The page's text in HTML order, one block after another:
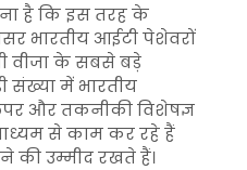
है कि इस तरह के
भारतीय आईटी पेशेवरों
वीजा के सबसे बड़े
संख्या में भारतीय
और तकनीकी विशेषज्ञ
से काम कर रहे हैं
की उम्मीद रखते हैं।